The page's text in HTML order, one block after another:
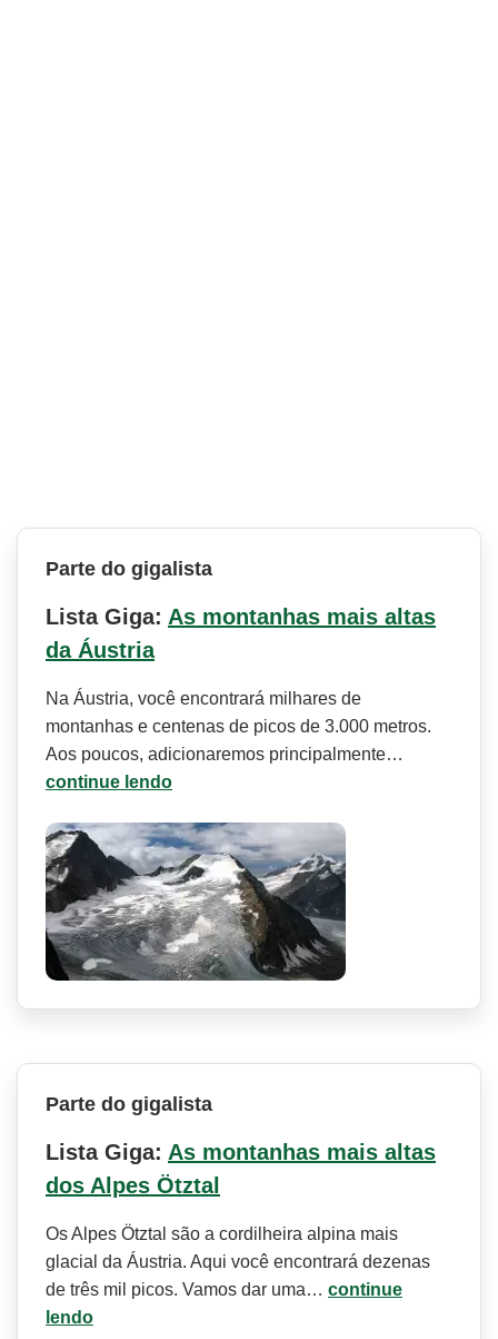
Parte do gigalista
Lista Giga: As montanhas mais altas
da Áustria
Na Áustria, você encontrará milhares de
montanhas e centenas de picos de 3.000 metros.
Aos poucos, adicionaremos principalmente…
continue lendo
Parte do gigalista
Lista Giga: As montanhas mais altas
dos Alpes Ötztal
Os Alpes Ötztal são a cordilheira alpina mais
glacial da Áustria. Aqui você encontrará dezenas
de três mil picos. Vamos dar uma… continue
lendo